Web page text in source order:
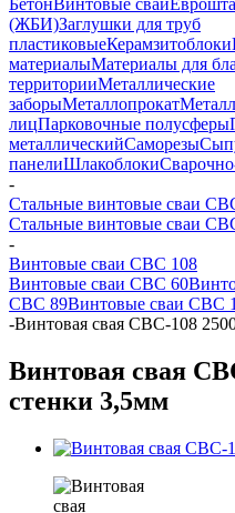
БетонВинтовые сваи
(ЖБИ)Заглушки для труб
пластиковыеКерамзитоблоки
материалыМатериалы для
территорииМеталлические
заборыМеталлопрокат
лицПарковочные полусферы
металлическийСаморезы
панелиШлакоблоки
-
Стальные винтовые сваи
Стальные винтовые сваи
-
Винтовые сваи СВС 108
Винтовые сваи СВС 60
СВС 89Винтовые сваи СВС
-Винтовая свая СВС-108
Винтовая свая
стенки 3,5мм